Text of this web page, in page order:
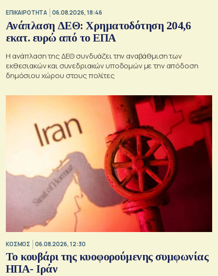
ΕΠΙΚΑΙΡΟΤΗΤΑ 06.08.2026, 18:46
Ανάπλαση ΔΕΘ: Χρηματοδότηση 204,6
εκατ. ευρώ από το ΕΠΑ
Η ανάπλαση της ΔΕΘ συνδυάζει την αναβάθμιση των
εκθεσιακών και συνεδριακών υποδομών με την απόδοση
δημόσιου χώρου στους πολίτες
ΚΟΣΜΟΣ 06.08.2026, 12:30
Το κουβάρι της κυοφορούμενης συμφωνίας
ΗΠΑ- Ιράν